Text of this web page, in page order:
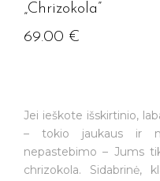
„Chrizokola”
69.00 €
Jei ieškote išskirtinio,
– tokio jaukaus ir
nepastebimo – Jums
chrizokola. Sidabrinė,